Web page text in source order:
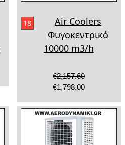
18
Air Coolers
Φυγοκεντρικό
10000 m3/h
€2,157.60
€1,798.00